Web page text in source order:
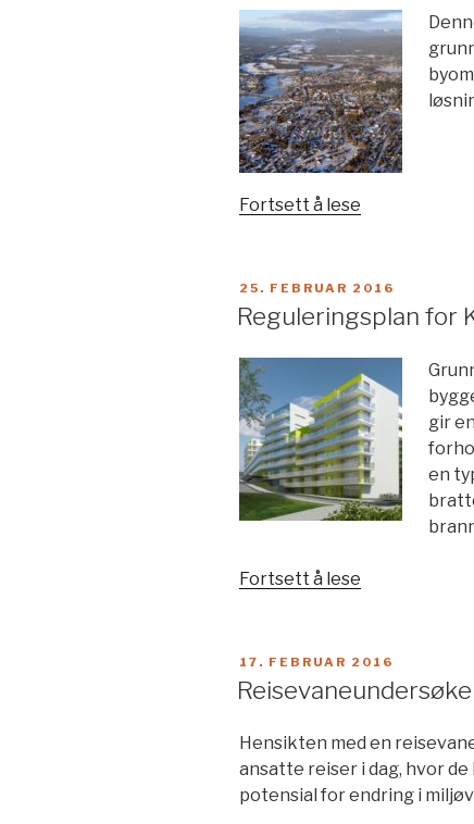
Fortsett å lese
og
Elverum»
PUBLISERT
25. FEBRUAR 2016
Reguleringsplan for
gir
en
Fortsett å lese
PUBLISERT
17. FEBRUAR 2016
Hensikten med en
ansatte reiser i dag, hvor
potensial for endring i